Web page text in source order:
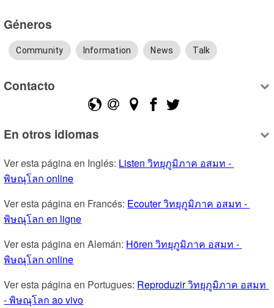
Géneros
Community Information News Talk
Contacto
En otros idiomas
Ver esta página en Inglés: Listen วิทยุภูมิภาค อสมท -
พิษณุโลก online
Ver esta página en Francés: Ecouter วิทยุภูมิภาค อสมท -
พิษณุโลก en ligne
Ver esta página en Alemán: Hören วิทยุภูมิภาค อสมท -
พิษณุโลก online
Ver esta página en Portugues: Reproduzir วิทยุภูมิภาค อสมท
- พิษณุโลก ao vivo